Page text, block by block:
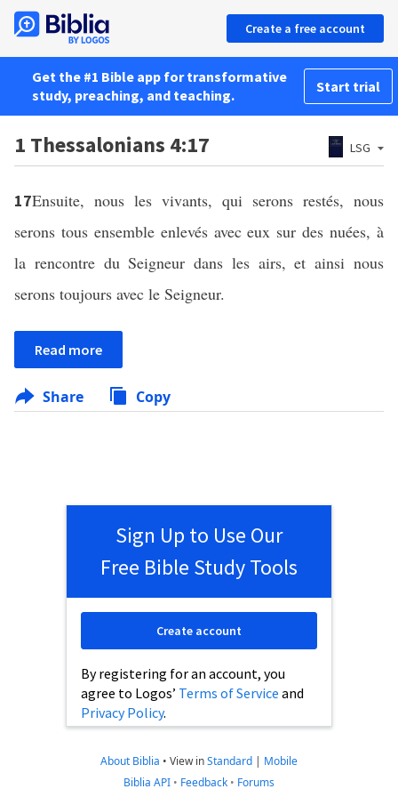
Create a free account
Get the #1 Bible app for transformative
study, preaching, and teaching.
Start trial
1 Thessalonians 4:17 LSG
17Ensuite, nous les vivants, qui serons restés, nous
serons tous ensemble enlevés avec eux sur des nuées, à
la rencontre du Seigneur dans les airs, et ainsi nous
serons toujours avec le Seigneur.
Read more
Share Copy
Sign Up to Use Our
Free Bible Study Tools
By registering for an account, you
agree to Logos’ Terms of Service and
Privacy Policy.
Create account
About Biblia • View inStandard | Mobile
Biblia API • Feedback • Forums